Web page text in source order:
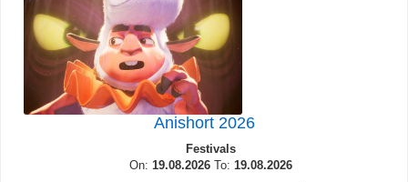
Anishort 2026
Festivals
On: 19.08.2026 To: 19.08.2026